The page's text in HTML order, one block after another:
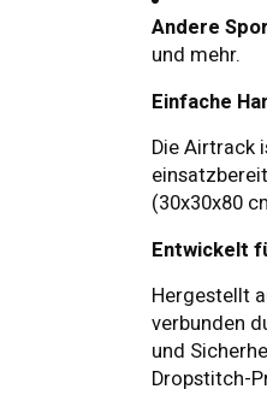
Andere
und mehr.
Einfache
Die Airtrack
(30x30x80
Entwickelt
Hergestellt
verbunden
und
Dropstitch-